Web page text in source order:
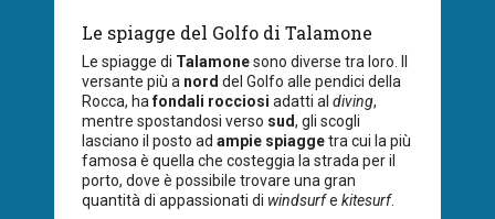
Le spiagge del Golfo di Talamone
Le spiagge di Talamonesono diverse tra loro. Il
versante più a nord del Golfo alle pendici della
Rocca, hafondali rocciosi adatti al diving,
mentre spostandosi verso sud, gli scogli
lasciano il posto ad ampie spiaggetra cui la più
famosa è quella che costeggia la strada per il
porto, dove è possibile trovare una gran
quantità di appassionati di windsurfe kitesurf.